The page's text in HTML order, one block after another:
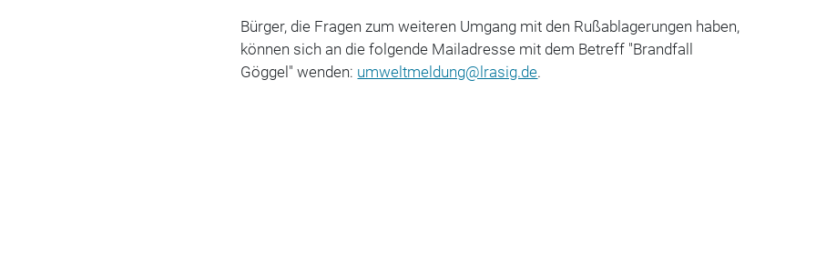
Bürger, die Fragen zum weiteren Umgang mit den Rußablagerungen haben,
können sich an die folgende Mailadresse mit dem Betreff "Brandfall
Göggel" wenden: umweltmeldung@lrasig.de.